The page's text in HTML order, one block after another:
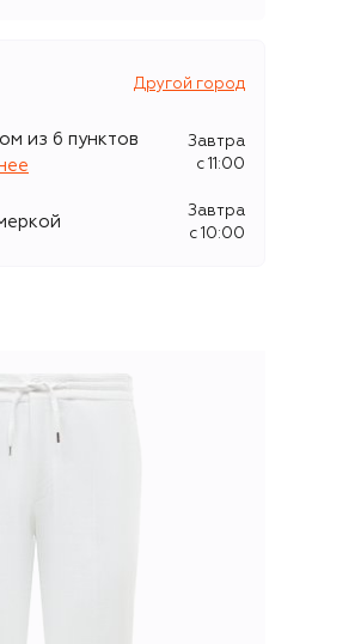
Другой город
из 6 пунктов
Завтра
c 11:00
Завтра
c 10:00